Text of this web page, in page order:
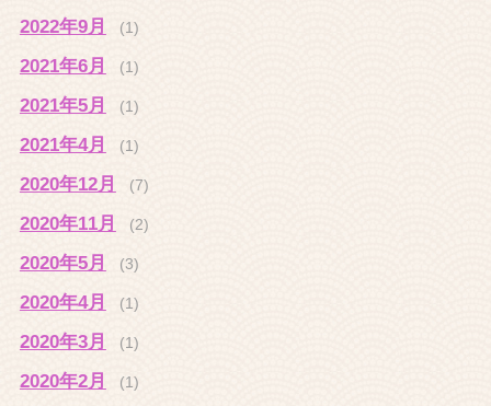
2022年9月 (1)
2021年6月 (1)
2021年5月 (1)
2021年4月 (1)
2020年12月 (7)
2020年11月 (2)
2020年5月 (3)
2020年4月 (1)
2020年3月 (1)
2020年2月 (1)